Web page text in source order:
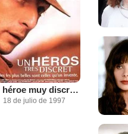
Un héroe muy discreto
18 de julio de 1997